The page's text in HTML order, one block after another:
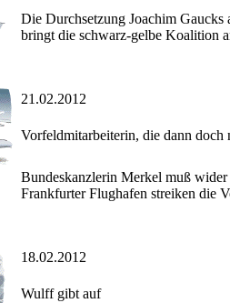
Die Durchsetzung Joachim
bringt die schwarz-gelbe Koalition
21.02.2012
Vorfeldmitarbeiterin, die dann doch
Bundeskanzlerin Merkel muß
Frankfurter Flughafen streiken die
18.02.2012
Wulff gibt auf